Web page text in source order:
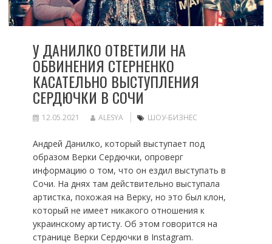
У ДАНИЛКО ОТВЕТИЛИ НА
ОБВИНЕНИЯ СТЕРНЕНКО
КАСАТЕЛЬНО ВЫСТУПЛЕНИЯ
СЕРДЮЧКИ В СОЧИ
12.05.2021 ALESYA ШОУ-БИЗНЕС
Андрей Данилко, который выступает под
образом Верки Сердючки, опроверг
информацию о том, что он ездил выступать в
Сочи. На днях там действительно выступала
артистка, похожая на Верку, но это был клон,
который не имеет никакого отношения к
украинскому артисту. Об этом говорится на
странице Верки Сердючки в Instagram.